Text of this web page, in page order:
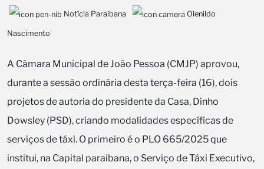
Notícia Paraibana Olenildo
Nascimento
A Câmara Municipal de João Pessoa (CMJP) aprovou,
durante a sessão ordinária desta terça-feira (16), dois
projetos de autoria do presidente da Casa, Dinho
Dowsley (PSD), criando modalidades específicas de
serviços de táxi. O primeiro é o PLO 665/2025 que
institui, na Capital paraibana, o Serviço de Táxi Executivo,